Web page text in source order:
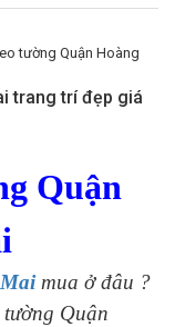
tường Quận Hoàng
trang trí đẹp giá
Quận
mua ở đâu ?
Quận